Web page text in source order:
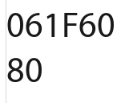
061F60
80